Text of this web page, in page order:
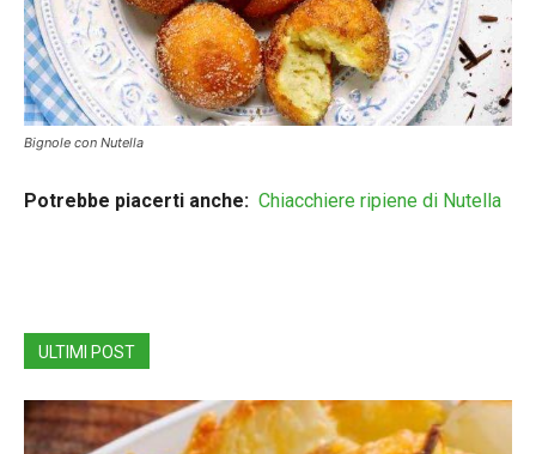
Bignole con Nutella
Potrebbe piacerti anche: Chiacchiere ripiene di Nutella
ULTIMI POST